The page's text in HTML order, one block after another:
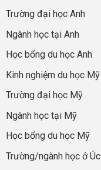
cha
thông
“Dày
hoạt
động
nhưng
thiếu
năng
lực”
Đoạn
Visa
“Bước
Vàng”
Cất
Cánh
nghề
và
ngành:
Bí
quyết
không
giờ
chọn
sự
Trường đại học Anh
Ngành học tại Anh
Học bổng du học Anh
Kinh nghiệm du học Mỹ
Trường đại học Mỹ
Ngành học tại Mỹ
Học bổng du học Mỹ
Trường/ngành học ở Úc